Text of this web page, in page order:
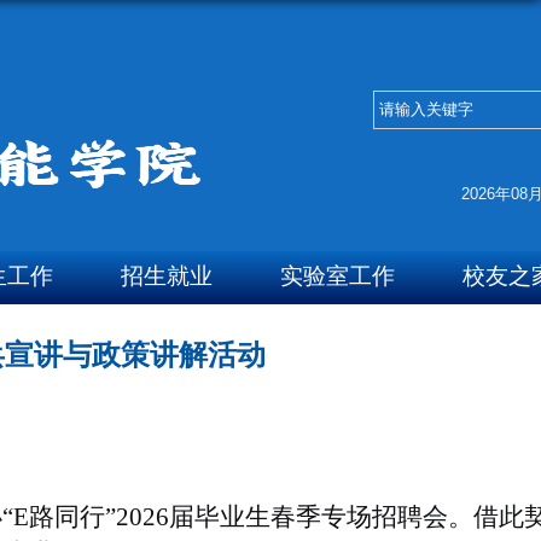
2026年08
工作 招生就业 实验室工作 校友之
讲与政策讲解活动
E路同行”2026届毕业生春季专场招聘会。借此